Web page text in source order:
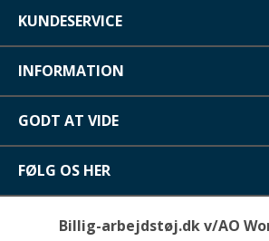
KUNDESERVICE
INFORMATION
GODT AT VIDE
FØLG OS HER
Billig-arbejdstøj.dk v/AO